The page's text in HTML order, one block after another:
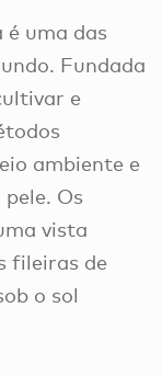
é uma das
Fundada
e
ambiente e
Os
vista
fileiras de
o sol